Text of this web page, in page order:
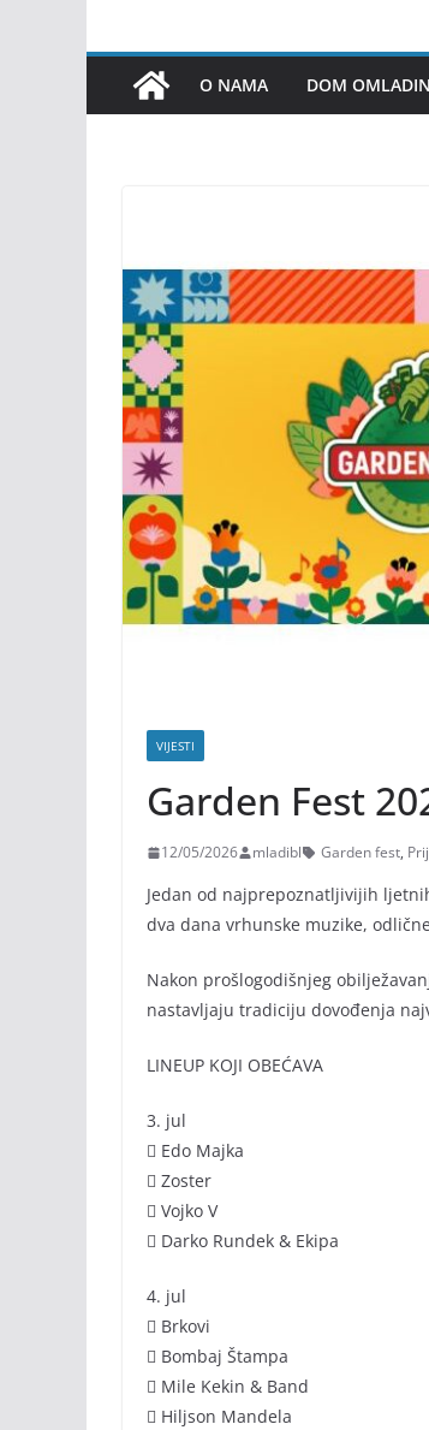
O NAMA DOM
VIJESTI
Garden Fest
12/05/2026 mladibl Garden fest,
Jedan od najprepoznatljivijih
dva dana vrhunske muzike,
Nakon prošlogodišnjeg
nastavljaju tradiciju dovođenja
LINEUP KOJI OBEĆAVA
3. jul
 Edo Majka
 Zoster
 Vojko V
 Darko Rundek & Ekipa
4. jul
 Brkovi
 Bombaj Štampa
 Mile Kekin & Band
 Hiljson Mandela